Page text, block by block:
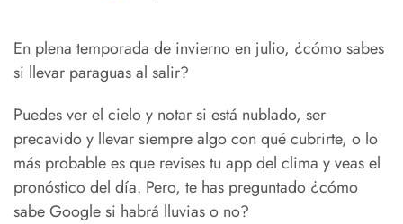
En plena temporada de invierno en julio, ¿cómo sabes
si llevar paraguas al salir?
Puedes ver el cielo y notar si está nublado, ser
precavido y llevar siempre algo con qué cubrirte, o lo
más probable es que revises tu app del clima y veas el
pronóstico del día. Pero, te has preguntado ¿cómo
sabe Google si habrá lluvias o no?